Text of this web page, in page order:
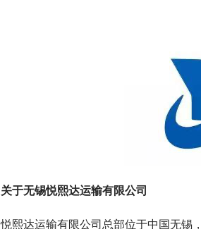
关于无锡悦熙达运输有限公司
悦熙达运输有限公司总部位于中国无锡